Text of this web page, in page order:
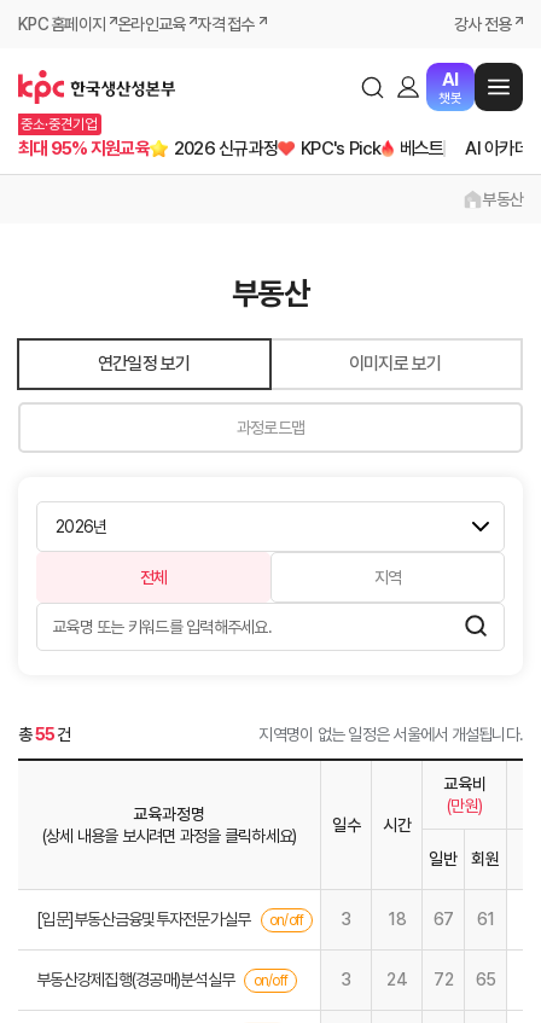
KPC 홈페이지 온라인교육 자격 접수 강사 전용
AI
챗봇
중소·중견기업
최대 95% 지원교육 2026 신규과정 KPC's Pick 베스트 AI 아카데
부동산
부동산
연간일정 보기 이미지로 보기
과정로드맵
전체 지역
총55건 지역명이 없는 일정은 서울에서 개설됩니다.
교육과정명
(상세 내용을 보시려면 과정을 클릭하세요)
일수 시간
교육비
(만원)
일반 회원
[입문]부동산금융및투자전문가실무 on/off 3 18 67 61
부동산강제집행(경공매)분석실무 on/off 3 24 72 65